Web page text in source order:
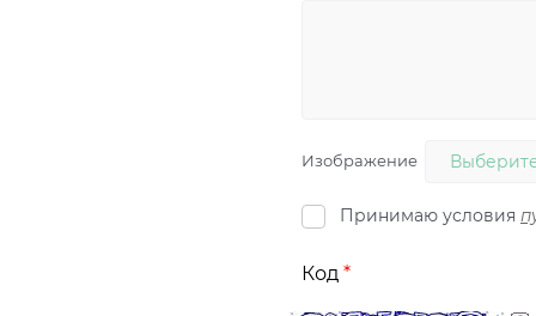
Изображение
Принимаю условия
Код